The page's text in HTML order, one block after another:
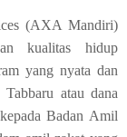
(AXA Mandiri)
kualitas hidup
yang nyata dan
atau dana
Badan Amil